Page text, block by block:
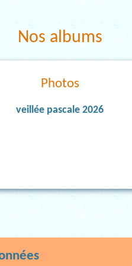
Nos albums
Photos
veillée pascale 2026